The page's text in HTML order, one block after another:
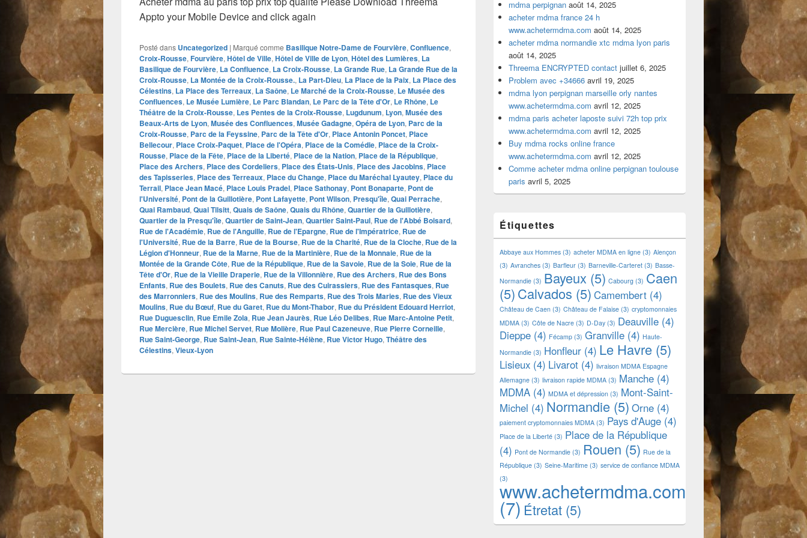
Appto your Mobile Device and click again
Posté dans Uncategorized | Marqué comme Basilique Notre-Dame de Fourvière, Confluence,
Croix-Rousse, Fourvière, Hôtel de Ville, Hôtel de Ville de Lyon, Hôtel des Lumières, La
Basilique de Fourvière, La Confluence, La Croix-Rousse, La Grande Rue, La Grande Rue de la
Croix-Rousse, La Montée de la Croix-Rousse., La Part-Dieu, La Place de la Paix, La Place des
Célestins, La Place des Terreaux, La Saône, Le Marché de la Croix-Rousse, Le Musée des
Confluences, Le Musée Lumière, Le Parc Blandan, Le Parc de la Tête d'Or, Le Rhône, Le
Théâtre de la Croix-Rousse, Les Pentes de la Croix-Rousse, Lugdunum, Lyon, Musée des
Beaux-Arts de Lyon, Musée des Confluences, Musée Gadagne, Opéra de Lyon, Parc de la
Croix-Rousse, Parc de la Feyssine, Parc de la Tête d'Or, Place Antonin Poncet, Place
Bellecour, Place Croix-Paquet, Place de l'Opéra, Place de la Comédie, Place de la Croix-
Rousse, Place de la Fête, Place de la Liberté, Place de la Nation, Place de la République,
Place des Archers, Place des Cordeliers, Place des États-Unis, Place des Jacobins, Place
des Tapisseries, Place des Terreaux, Place du Change, Place du Maréchal Lyautey, Place du
Terrail, Place Jean Macé, Place Louis Pradel, Place Sathonay, Pont Bonaparte, Pont de
l'Université, Pont de la Guillotière, Pont Lafayette, Pont Wilson, Presqu'île, Quai Perrache,
Quai Rambaud, Quai Tilsitt, Quais de Saône, Quais du Rhône, Quartier de la Guillotière,
Quartier de la Presqu'île, Quartier de Saint-Jean, Quartier Saint-Paul, Rue de l'Abbé Boisard,
Rue de l'Académie, Rue de l'Anguille, Rue de l'Epargne, Rue de l'Impératrice, Rue de
l'Université, Rue de la Barre, Rue de la Bourse, Rue de la Charité, Rue de la Cloche, Rue de la
Légion d'Honneur, Rue de la Marne, Rue de la Martinière, Rue de la Monnaie, Rue de la
Montée de la Grande Côte, Rue de la République, Rue de la Savoie, Rue de la Soie, Rue de la
Tête d'Or, Rue de la Vieille Draperie, Rue de la Villonnière, Rue des Archers, Rue des Bons
Enfants, Rue des Boulets, Rue des Canuts, Rue des Cuirassiers, Rue des Fantasques, Rue
des Marronniers, Rue des Moulins, Rue des Remparts, Rue des Trois Maries, Rue des Vieux
Moulins, Rue du Bœuf, Rue du Garet, Rue du Mont-Thabor, Rue du Président Edouard Herriot,
Rue Duguesclin, Rue Emile Zola, Rue Jean Jaurès, Rue Léo Delibes, Rue Marc-Antoine Petit,
Rue Mercière, Rue Michel Servet, Rue Molière, Rue Paul Cazeneuve, Rue Pierre Corneille,
Rue Saint-George, Rue Saint-Jean, Rue Sainte-Hélène, Rue Victor Hugo, Théâtre des
Célestins, Vieux-Lyon
mdma perpignan août 14, 2025
acheter mdma france 24 h
www.achetermdma.com août 14, 2025
acheter mdma normandie xtc mdma lyon paris
août 14, 2025
Threema ENCRYPTED contact juillet 6, 2025
Problem avec +34666 avril 19, 2025
mdma lyon perpignan marseille orly nantes
www.achetermdma.com avril 12, 2025
mdma paris acheter laposte suivi 72h top prix
www.achetermdma.com avril 12, 2025
Buy mdma rocks online france
www.achetermdma.com avril 12, 2025
Comme acheter mdma online perpignan toulouse
paris avril 5, 2025
Étiquettes
Abbaye aux Hommes (3) acheter MDMA en ligne (3) Alençon
(3) Avranches (3) Barfleur (3) Barneville-Carteret (3) Basse-
Normandie (3) Bayeux (5) Cabourg (3) Caen
(5)Calvados (5) Camembert (4)
Château de Caen (3) Château de Falaise (3) cryptomonnaies
MDMA (3) Côte de Nacre (3) D-Day (3) Deauville (4)
Dieppe (4) Fécamp (3) Granville (4) Haute-
Normandie (3) Honfleur (4) Le Havre (5)
Lisieux (4) Livarot (4) livraison MDMA Espagne
Allemagne (3) livraison rapide MDMA (3) Manche (4)
MDMA (4) MDMA et dépression (3) Mont-Saint-
Michel (4) Normandie (5) Orne (4)
paiement cryptomonnaies MDMA (3) Pays d'Auge (4)
Place de la Liberté (3) Place de la République
(4) Pont de Normandie (3) Rouen (5) Rue de la
République (3) Seine-Maritime (3) service de confiance MDMA
(3)
www.achetermdma.com
(7)Étretat (5)